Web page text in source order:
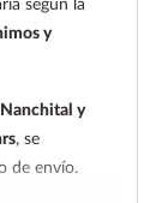
según la
y
y
, se
de envío.